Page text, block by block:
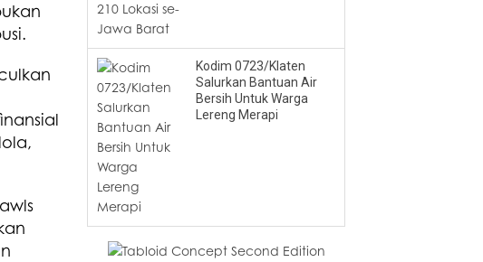
Kodim 0723/Klaten
Salurkan Bantuan Air
Bersih Untuk Warga
Lereng Merapi